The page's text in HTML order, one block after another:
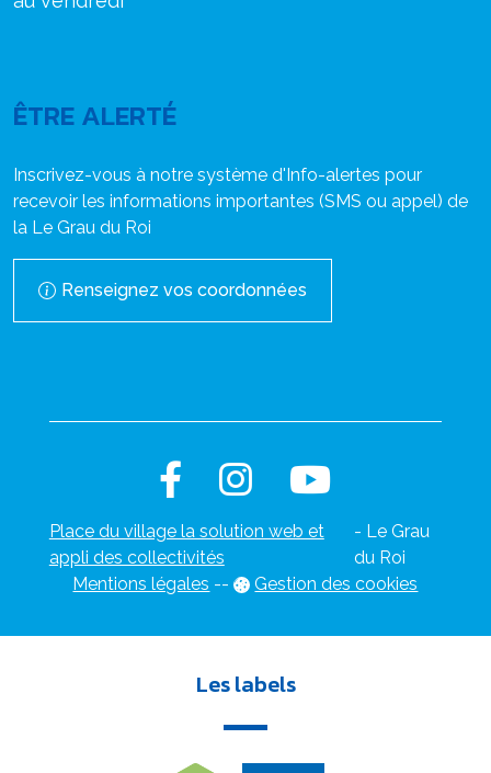
ÊTRE ALERTÉ
Inscrivez-vous à notre système d'Info-alertes pour
recevoir les informations importantes (SMS ou appel) de
la Le Grau du Roi
Renseignez vos coordonnées
Place du village la solution web et
appli des collectivités
- Le Grau
du Roi
Mentions légales -- Gestion des cookies
Les labels